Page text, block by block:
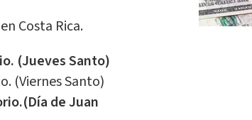
Costa Rica.
(Jueves Santo)
(Viernes Santo)
de Juan